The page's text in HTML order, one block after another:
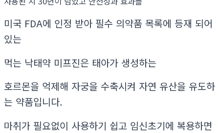
미국 FDA에 인정 받아 필수 의약품 목록에 등재 되어
있는
먹는 낙태약 미프진은 태아가 생성하는
호르몬을 억제해 자궁을 수축시켜 자연 유산을 유도하
는 약품입니다.
마취가 필요없이 사용하기 쉽고 임신초기에 복용하면